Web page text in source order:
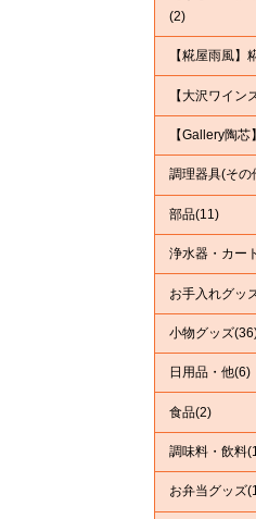
(2)
【糀屋雨風】
【大沢ワイン
【Gallery陶
調理器具(その
部品(11)
浄水器・カー
お手入れグッ
小物グッズ
日用品・他(6)
食品(2)
調味料・飲料
お弁当グッズ